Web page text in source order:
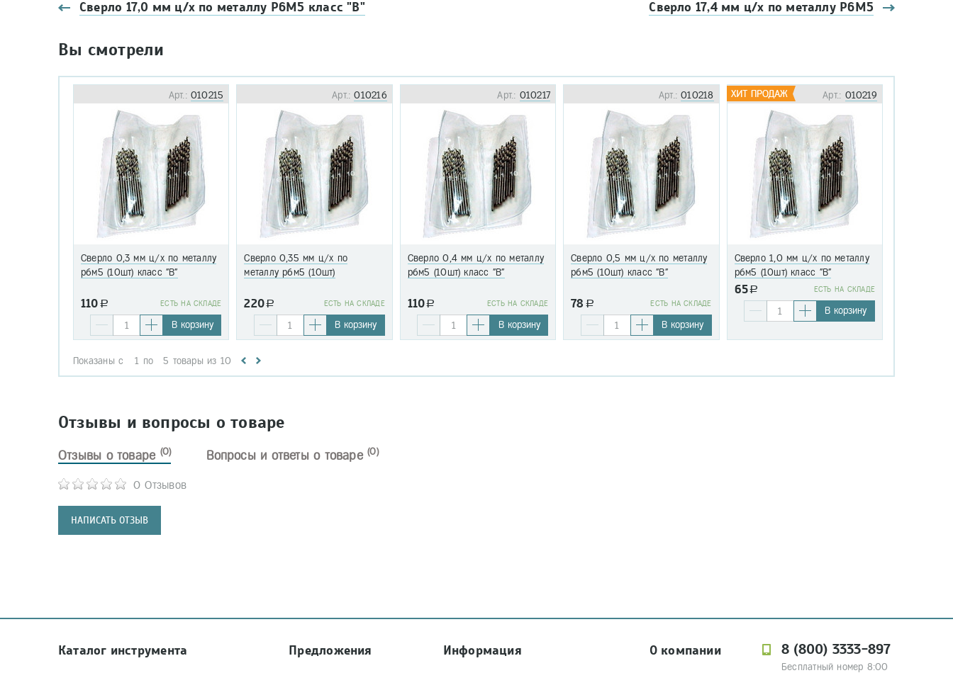
Сверло 17,0 мм ц/х по металлу Р6М5 класс "В" Сверло 17,4 мм ц/х по металлу Р6М5
Вы смотрели
Арт.:010215
Сверло 0,3 мм ц/х по металлу
р6м5 (10шт) класс "В"
110 a EСТЬ НА СКЛАДЕ
В корзину
Арт.:010216
Сверло 0,35 мм ц/х по
металлу р6м5 (10шт)
220a EСТЬ НА СКЛАДЕ
В корзину
Арт.: 010217
Сверло 0,4 мм ц/х по металлу
р6м5 (10шт) класс "В"
110a EСТЬ НА СКЛАДЕ
В корзину
Арт.:010218
Сверло 0,5 мм ц/х по металлу
р6м5 (10шт) класс "В"
78 a EСТЬ НА СКЛАДЕ
В корзину
Арт.: 010219
Сверло 1,0 мм ц/х по металлу
р6м5 (10шт) класс "В"
65a EСТЬ НА СКЛАДЕ
В корзину
Показаны с 1 по 5 товары из 10
Отзывы и вопросы о товаре
Отзывы о товаре (0)
0 Отзывов
НАПИСАТЬ ОТЗЫВ
Вопросы и ответы о товаре(0)
Каталог инструмента Предложения Информация О компании 8 (800) 3333-897
Бесплатный номер 8:00